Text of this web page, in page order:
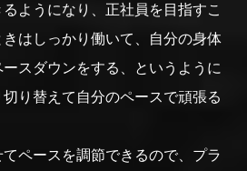
ようになり、正社員を目指すこ
はしっかり働いて、自分の身体
スダウンをする、というように
り替えて自分のペースで頑張る
ペースを調節できるので、プラ